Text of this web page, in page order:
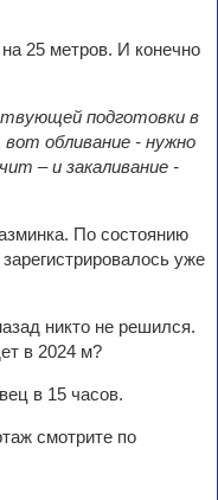
25 метров. И конечно
подготовки в
обливание - нужно
– и закаливание -
По состоянию
уже
в 15 часов.
смотрите по